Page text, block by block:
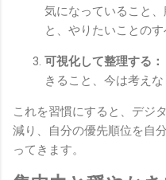
気になっていること
と、やりたいことのす
可視化して整理する：
きること、今は考え
これを習慣にすると、デジ
減り、自分の優先順位を自
ってきます。